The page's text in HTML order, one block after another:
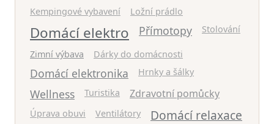
Kempingové vybavení
Ložní prádlo
Domácí elektro Přímotopy Stolování
Zimní výbava Dárky do domácnosti
Domácí elektronika Hrnky a šálky
Wellness Turistika Zdravotní pomůcky
Úprava obuvi Ventilátory Domácí relaxace